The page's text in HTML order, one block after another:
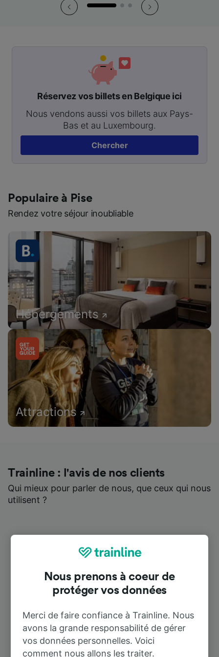
Réservez vos billets en Belgique ici
Nous vendons aussi vos billets aux Pays-
Bas et au Luxembourg.
Chercher
Populaire à Pise
Rendez votre séjour inoubliable
Hébergements
Attractions
Trainline : l'avis de nos clients
Qui mieux pour parler de nous, que ceux qui nous
utilisent ?
Nous prenons à coeur de
protéger vos données
Merci de faire confiance à Trainline. Nous
avons la grande responsabilité de gérer
vos données personnelles. Voici
comment nous allons les traiter.